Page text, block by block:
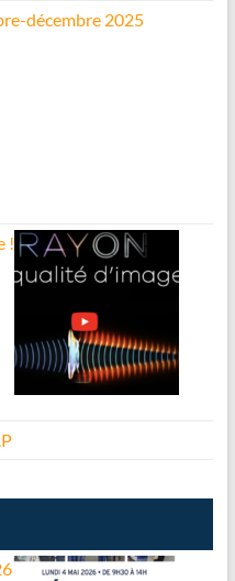
décembre 2025
!